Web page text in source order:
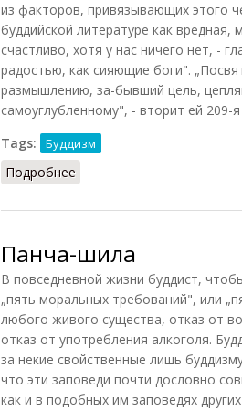
из факторов, привязывающих этого
буддийской литературе как
счастливо, хотя у нас ничего нет, -
радостью, как сияющие боги".
размышлению, за-бывший цель,
самоуглубленному", - вторит ей 209-
Tags:
Буддизм
Подробнее
Панча-шила
В повседневной жизни буддист,
„пять моральных требований", или
любого живого существа, отказ от
отказ от употребления алкоголя.
за некие свойственные лишь
что эти заповеди почти дословно
как и в подобных им заповедях